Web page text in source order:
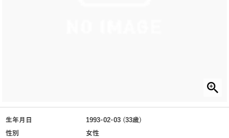
生年月日
1993-02-03 (33歳)
性別
女性